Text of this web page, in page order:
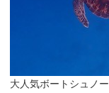
大人気ボートシュノ